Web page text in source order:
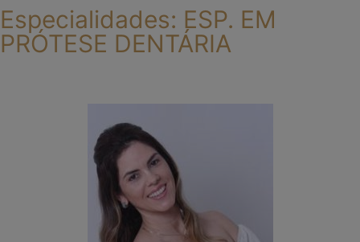
Especialidades: ESP. EM
PRÓTESE DENTÁRIA